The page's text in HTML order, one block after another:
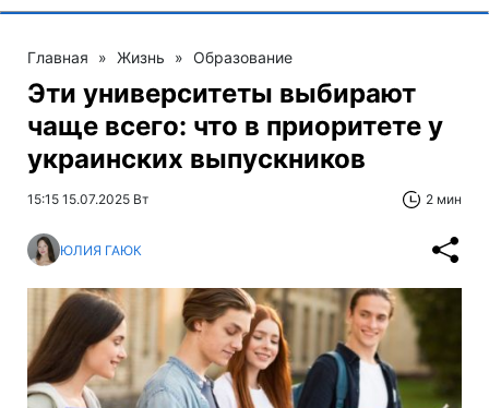
Главная » Жизнь » Образование
Эти университеты выбирают
чаще всего: что в приоритете у
украинских выпускников
15:15 15.07.2025 Вт 2 мин
ЮЛИЯ ГАЮК